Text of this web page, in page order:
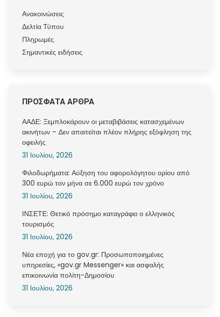
Ανακοινώσεις
Δελτία Τύπου
Πληρωμές
Σημαντικές ειδήσεις
ΠΡΟΣΦΑΤΑ ΑΡΘΡΑ
ΑΑΔΕ: Ξεμπλοκάρουν οι μεταβιβάσεις κατασχεμένων
ακινήτων – Δεν απαιτείται πλέον πλήρης εξόφληση της
οφειλής
31 Ιουλίου, 2026
Φιλοδωρήματα: Αύξηση του αφορολόγητου ορίου από
300 ευρώ τον μήνα σε 6.000 ευρώ τον χρόνο
31 Ιουλίου, 2026
ΙΝΣΕΤΕ: Θετικό πρόσημο καταγράφει ο ελληνικός
τουρισμός
31 Ιουλίου, 2026
Νέα εποχή για το gov.gr: Προσωποποιημένες
υπηρεσίες, «gov.gr Messenger» και ασφαλής
επικοινωνία πολίτη-Δημοσίου
31 Ιουλίου, 2026